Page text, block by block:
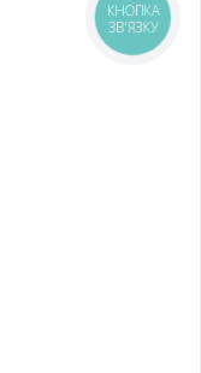
КНОПКА
ЗВ'ЯЗКУ